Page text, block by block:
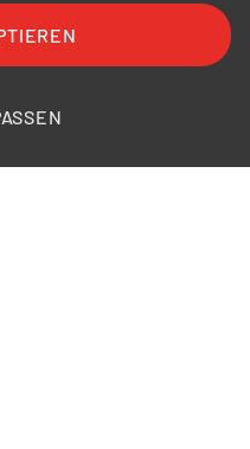
Impressum